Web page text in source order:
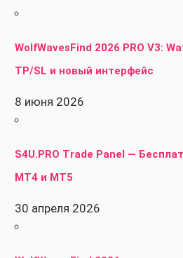
WolfWavesFind 2026 PRO V3:
TP/SL и новый интерфейс
8 июня 2026
S4U.PRO Trade Panel —
MT4 и MT5
30 апреля 2026